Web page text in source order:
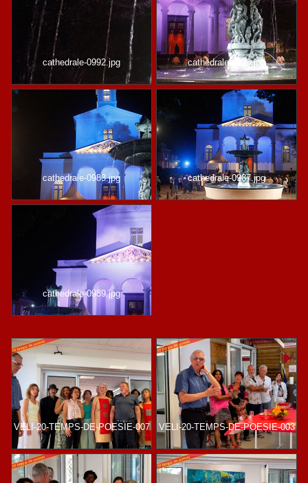
cathedrale-0992.jpg cathedrale-0993.jpg
cathedrale-0983.jpg cathedrale-0987.jpg
cathedrale-0989.jpg
VELI-20-TEMPS-DE-POESIE-007 VELI-20-TEMPS-DE-POESIE-003